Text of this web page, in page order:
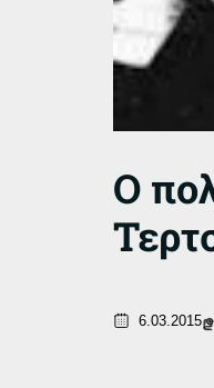
Ο
6.03.2015